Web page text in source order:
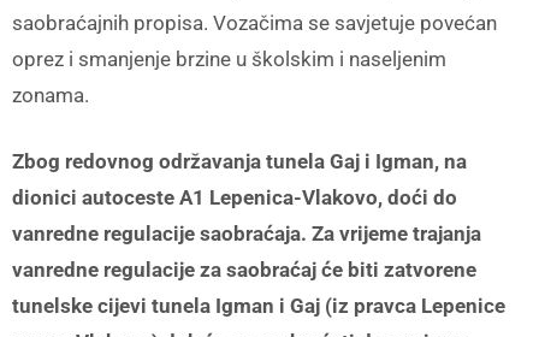
saobraćajnih propisa. Vozačima se savjetuje povećan
oprez i smanjenje brzine u školskim i naseljenim
zonama.
Zbog redovnog održavanja tunela Gaj i Igman, na
dionici autoceste A1 Lepenica-Vlakovo, doći do
vanredne regulacije saobraćaja. Za vrijeme trajanja
vanredne regulacije za saobraćaj će biti zatvorene
tunelske cijevi tunela Igman i Gaj (iz pravca Lepenice